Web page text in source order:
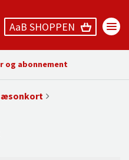
AaB SHOPPEN
og abonnement